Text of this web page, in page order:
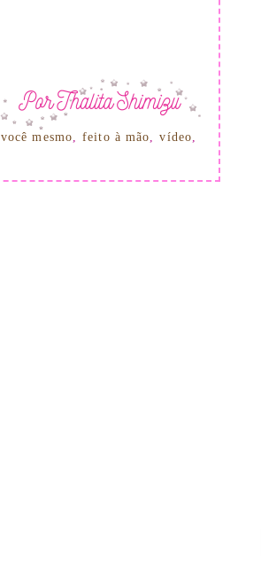
mesmo,feito à mão,vídeo,